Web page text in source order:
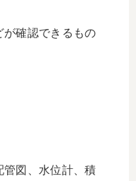
が確認できるもの
管図、水位計、積